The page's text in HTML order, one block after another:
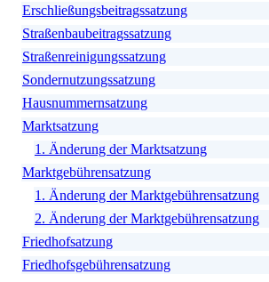
Erschließungsbeitragssatzung
Straßenbaubeitragssatzung
Straßenreinigungssatzung
Sondernutzungssatzung
Hausnummernsatzung
Marktsatzung
1. Änderung der Marktsatzung
Marktgebührensatzung
1. Änderung der Marktgebührensatzung
2. Änderung der Marktgebührensatzung
Friedhofsatzung
Friedhofsgebührensatzung